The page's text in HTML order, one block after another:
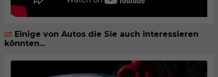
Einige von Autos die Sie auch interessieren
könnten...